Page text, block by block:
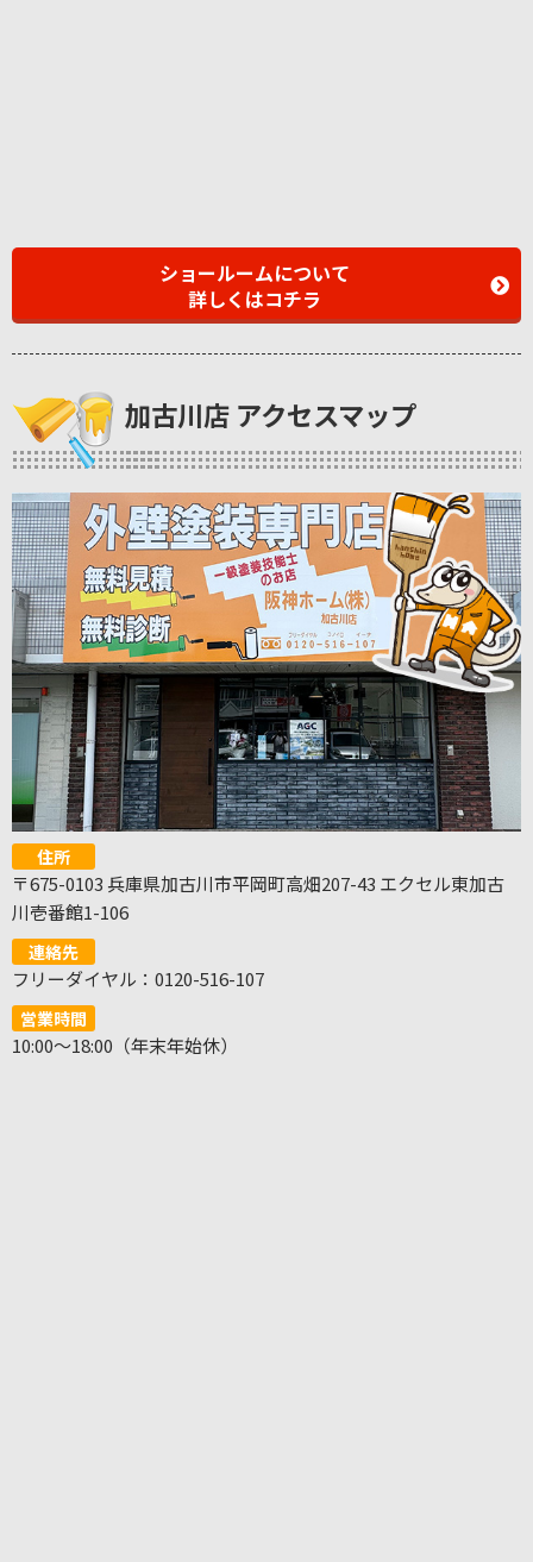
ショールームについて
詳しくはコチラ
加古川店 アクセスマップ
住所
〒675-0103 兵庫県加古川市平岡町高畑207-43 エクセル東加古
川壱番館1-106
連絡先
フリーダイヤル：0120-516-107
営業時間
10:00～18:00（年末年始休）